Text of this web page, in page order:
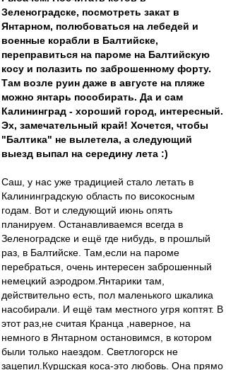
Зеленоградске, посмотреть закат в
Янтарном, полюбоваться на лебедей и
военные корабли в Балтийске,
переправиться на пароме на Балтийскую
косу и полазить по заброшенному форту.
Там возле руин даже в августе на пляже
можно янтарь пособирать. Да и сам
Калининград - хороший город, интересный.
Эх, замечательный край! Хочется, чтобы
"Балтика" не вылетела, а следующий
выезд выпал на середину лета :)
Саш, у нас уже традицией стало летать в
Калининградскую область по високосным
годам. Вот и следующий июнь опять
планируем. Останавливаемся всегда в
Зеленоградске и ещё где нибудь, в прошлый
раз, в Балтийске. Там,если на пароме
перебраться, очень интересен заброшенный
немецкий аэродром.Янтарики там,
действительно есть, пол маленького шкалика
насобирали. И ещё там местного угря коптят. В
этот раз,не считая Кранца ,наверное, на
немного в Янтарном остановимся, в котором
были только наездом. Светлогорск не
зацепил.Куршская коса-это любовь. Она прямо